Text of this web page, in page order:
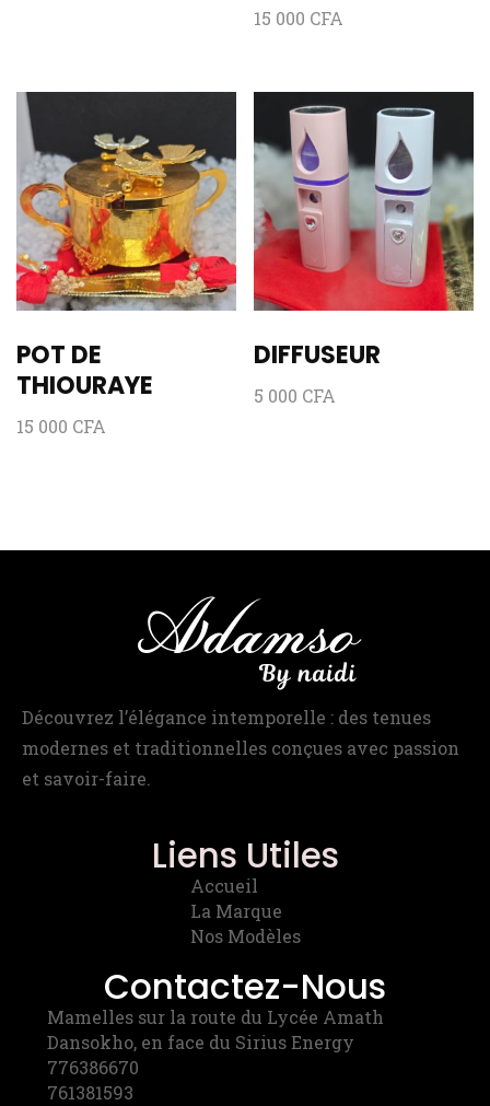
15 000 CFA
POT DE
THIOURAYE
15 000 CFA
DIFFUSEUR
5 000 CFA
Découvrez l’élégance intemporelle : des tenues
modernes et traditionnelles conçues avec passion
et savoir-faire.
Liens Utiles
Accueil
La Marque
Nos Modèles
Contactez-Nous
Mamelles sur la route du Lycée Amath
Dansokho, en face du Sirius Energy
776386670
761381593